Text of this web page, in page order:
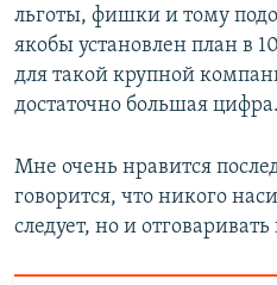
льготы, фишки и тому
якобы установлен план в
для такой крупной
достаточно большая цифра.
Мне очень нравится
говорится, что никого
следует, но и отговаривать